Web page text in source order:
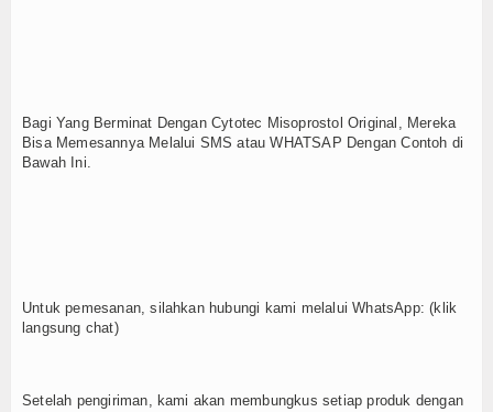
Bagi Yang Berminat Dengan Cytotec Misoprostol Original, Mereka
Bisa Memesannya Melalui SMS atau WHATSAP Dengan Contoh di
Bawah Ini.
Untuk pemesanan, silahkan hubungi kami melalui WhatsApp: (klik
langsung chat)
Setelah pengiriman, kami akan membungkus setiap produk dengan